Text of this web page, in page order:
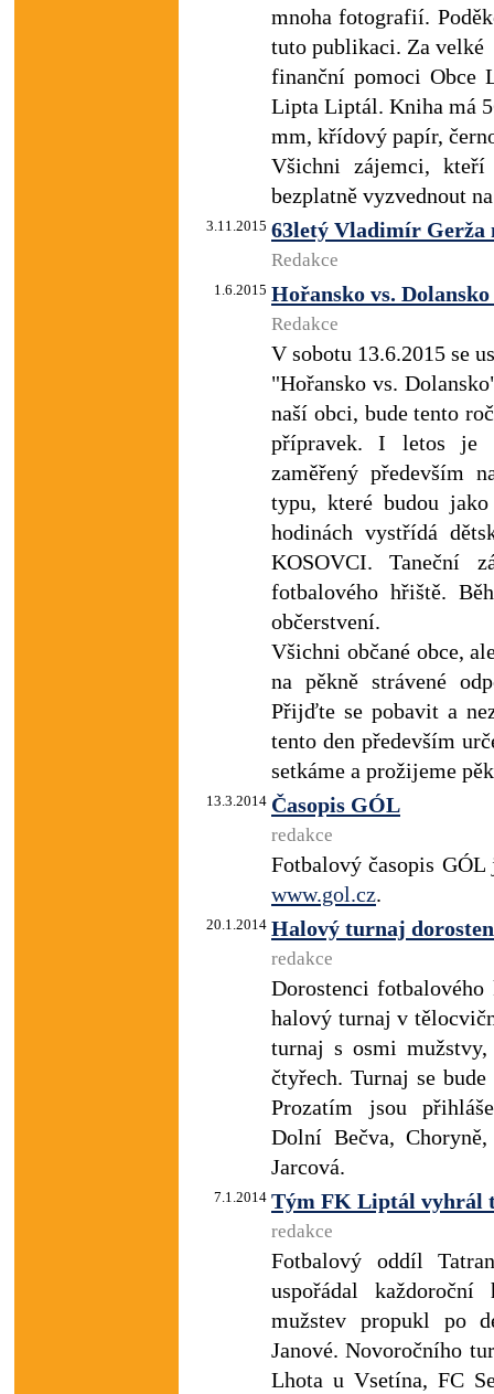
mnoha fotografií.
tuto publikaci. Za velké
finanční pomoci Obce
Lipta Liptál. Kniha má
mm, křídový papír,
Všichni zájemci,
bezplatně vyzvednout
3.11.2015 63letý Vladimír Gerža
Redakce
1.6.2015 Hořansko vs. Dolansko
Redakce
V sobotu 13.6.2015 se
"Hořansko vs.
naší obci, bude tento
přípravek. I letos je
zaměřený především
typu, které budou
hodinách vystřídá
KOSOVCI. Taneční
fotbalového hřiště.
občerstvení.
Všichni občané obce,
na pěkně strávené
Přijďte se pobavit a
tento den především
setkáme a prožijeme
13.3.2014 Časopis GÓL
redakce
Fotbalový časopis GÓL
www.gol.cz.
20.1.2014 Halový turnaj
redakce
Dorostenci
halový turnaj v
turnaj s osmi
čtyřech. Turnaj se
Prozatím jsou
Dolní Bečva,
Jarcová.
7.1.2014 Tým FK Liptál vyhrál
redakce
Fotbalový oddíl
uspořádal
mužstev propukl po
Janové. Novoročního
Lhota u Vsetína, FC